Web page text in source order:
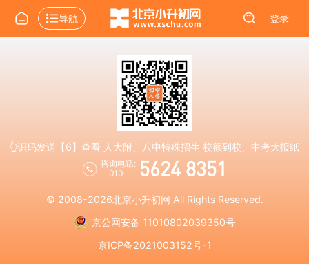
导航 登录
👆识码发送【6】查看 人大附、八中特殊招生 校额到校、中考大报纸
咨询电话:
010-
5624 8351
© 2008-2026北京小升初网 All Rights Reserved.
京公网安备 11010802039350号
京ICP备2021003152号-1